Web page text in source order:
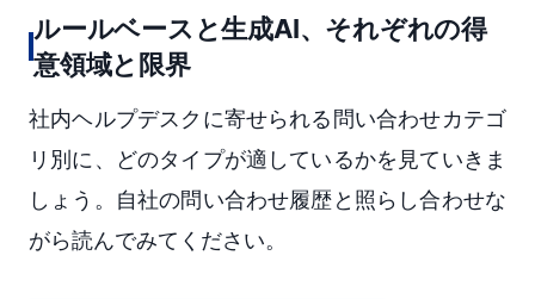
ルールベースと生成AI、それぞれの得
意領域と限界
社内ヘルプデスクに寄せられる問い合わせカテゴ
リ別に、どのタイプが適しているかを見ていきま
しょう。自社の問い合わせ履歴と照らし合わせな
がら読んでみてください。